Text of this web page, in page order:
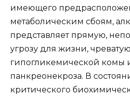
имеющего
метаболическим сбоям,
представляет прямую,
угрозу для жизни,
гипогликемической комы
панкреонекроза. В
критического